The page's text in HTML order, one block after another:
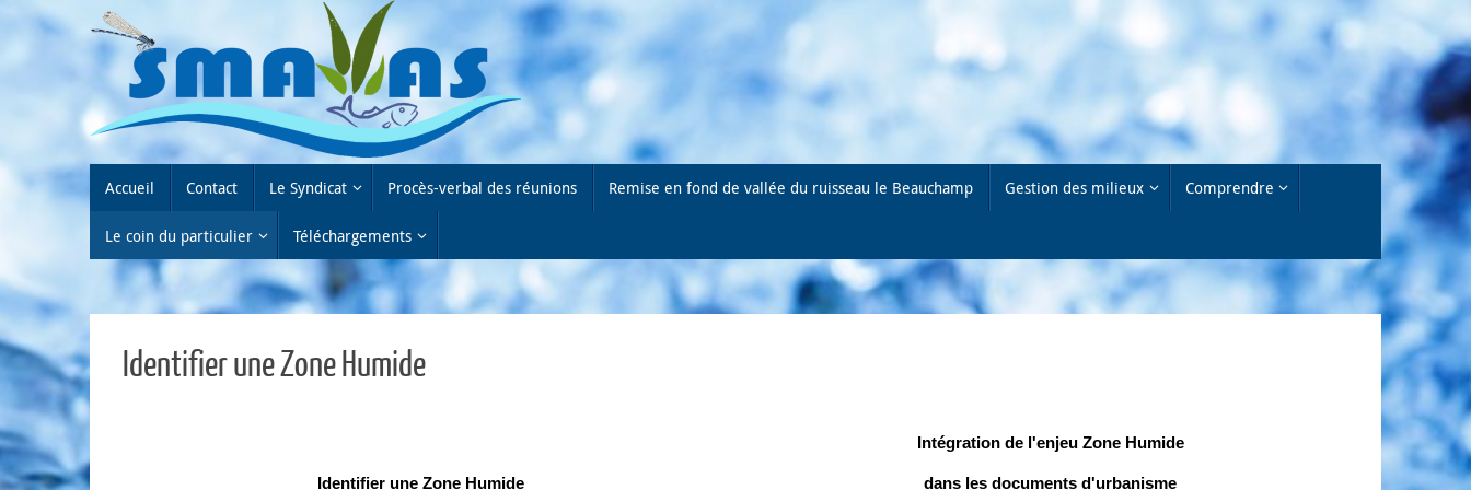
Passer
Passer
auAccueil Contact Le Syndicat Procès-verbal des réunions Remise en fond de vallée du ruisseau le Beauchamp Gestion des milieux Comprendre
Le coin du particulier Téléchargements
Identifier une Zone Humide
Identifier une Zone Humide
Intégration de l'enjeu Zone Humide
dans les documents d'urbanisme